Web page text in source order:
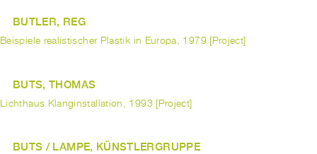
BUTLER, REG
Beispiele realistischer Plastik in Europa, 1979 [Project]
BUTS, THOMAS
Lichthaus Klanginstallation, 1993 [Project]
BUTS / LAMPE, KÜNSTLERGRUPPE